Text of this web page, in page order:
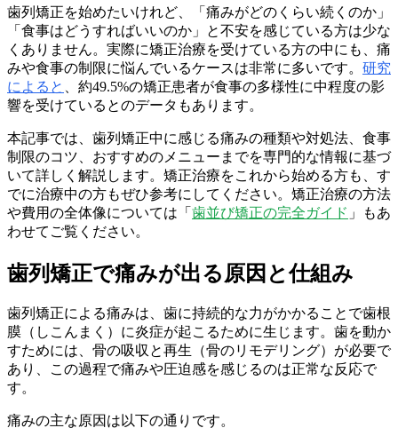
歯列矯正を始めたいけれど、「痛みがどのくらい続くのか」
「食事はどうすればいいのか」と不安を感じている方は少な
くありません。実際に矯正治療を受けている方の中にも、痛
みや食事の制限に悩んでいるケースは非常に多いです。 研究
によると
、約49.5%の矯正患者が食事の多様性に中程度の影
響を受けているとのデータもあります。
本記事では、歯列矯正中に感じる痛みの種類や対処法、食事
制限のコツ、おすすめのメニューまでを専門的な情報に基づ
いて詳しく解説します。矯正治療をこれから始める方も、す
でに治療中の方もぜひ参考にしてください。矯正治療の方法
や費用の全体像については「 歯並び矯正の完全ガイド 」もあ
わせてご覧ください。
歯列矯正で痛みが出る原因と仕組み
歯列矯正による痛みは、歯に持続的な力がかかることで歯根
膜（しこんまく）に炎症が起こるために生じます。歯を動か
すためには、骨の吸収と再生（骨のリモデリング）が必要で
あり、この過程で痛みや圧迫感を感じるのは正常な反応で
す。
痛みの主な原因は以下の通りです。